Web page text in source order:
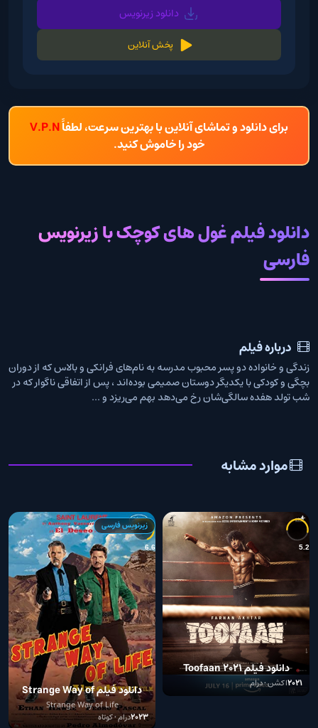
دانلود زیرنویس
پخش آنلاین
برای دانلود و تماشای آنلاین با بهترین سرعت، لطفاًV.P.N
خود را خاموش کنید.
دانلود فیلم غول های کوچک با زیرنویس
فارسی
درباره فیلم
زندگی و خانواده دو پسر محبوب مدرسه به نام‌های فرانکی و بالاس که از دوران
بچگی و کودکی با یکدیگر دوستان صمیمی بوده‌اند ، پس از اتفاقی ناگوار که در
شب تولد هفده سالگی‌شان رخ می‌دهد بهم می‌ریزد و ...
موارد مشابه
5.2
دانلود فیلم Toofaan 2021
2021اکشن • درام
6.6
زیرنویس فارسی
دانلود فیلم Strange Way of
Life 2023
Strange Way of Life
2023درام • کوتاه